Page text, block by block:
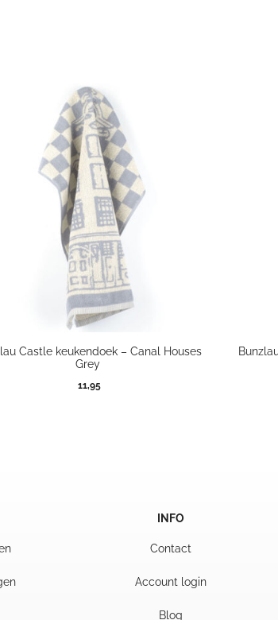
Castle keukendoek – Canal Houses
Grey
11,95
INFO
Contact
Account login
Blog